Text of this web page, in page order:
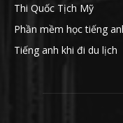
Thi Quốc Tịch Mỹ
Phần mềm học tiếng
Tiếng anh khi đi du lịch